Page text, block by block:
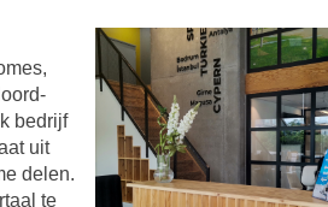
bedrijf
uit
delen.
te